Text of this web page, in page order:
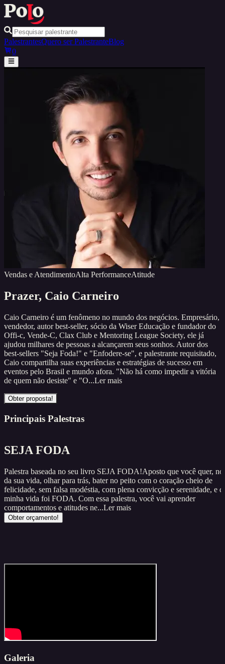
PalestrantesQuero ser PalestranteBlog
0
Vendas e AtendimentoAlta PerformanceAtitude
Prazer, Caio Carneiro
Caio Carneiro é um fenômeno no mundo dos negócios. Empresário,
vendedor, autor best-seller, sócio da Wiser Educação e fundador do
Offi-c, Vende-C, Clax Club e Mentoring League Society, ele já
ajudou milhares de pessoas a alcançarem seus sonhos. Autor dos
best-sellers "Seja Foda!" e "Enfodere-se", e palestrante requisitado,
Caio compartilha suas experiências e estratégias de sucesso em
eventos pelo Brasil e mundo afora. "Não há como impedir a vitória
de quem não desiste" e "O...Ler mais
Obter proposta!
Principais Palestras
SEJA FODA
Palestra baseada no seu livro SEJA FODA!Aposto que você quer,
da sua vida, olhar para trás, bater no peito com o coração cheio de
felicidade, sem falsa modéstia, com plena convicção e serenidade, e
minha vida foi FODA. Com essa palestra, você vai aprender
comportamentos e atitudes ne...Ler mais
Obter orçamento!
Galeria